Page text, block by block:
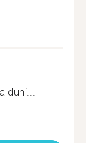
duni...